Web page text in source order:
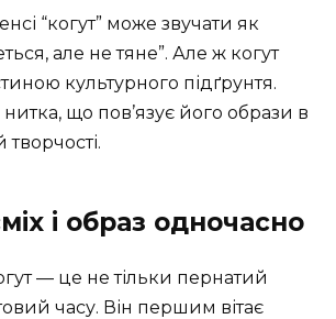
“когут” може звучати як
але не тяне”. Але ж когут
культурного підґрунтя.
нитка, що пов’язує його образи в
і образ одночасно
— це не тільки пернатий
часу. Він першим вітає